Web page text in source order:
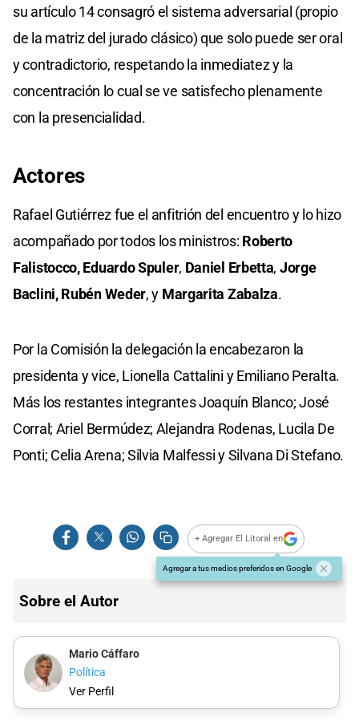
su artículo 14 consagró el sistema adversarial (propio
de la matriz del jurado clásico) que solo puede ser oral
y contradictorio, respetando la inmediatez y la
concentración lo cual se ve satisfecho plenamente
con la presencialidad.
Actores
Rafael Gutiérrez fue el anfitrión del encuentro y lo hizo
acompañado por todos los ministros: Roberto
Falistocco, Eduardo Spuler, Daniel Erbetta, Jorge
Baclini, Rubén Weder, y Margarita Zabalza.
Por la Comisión la delegación la encabezaron la
presidenta y vice, Lionella Cattalini y Emiliano Peralta.
Más los restantes integrantes Joaquín Blanco; José
Corral; Ariel Bermúdez; Alejandra Rodenas, Lucila De
Ponti; Celia Arena; Silvia Malfessi y Silvana Di Stefano.
+ Agregar El Litoral en
Agregar a tus medios preferidos en Google
Sobre el Autor
Mario Cáffaro
Política
Ver Perfil